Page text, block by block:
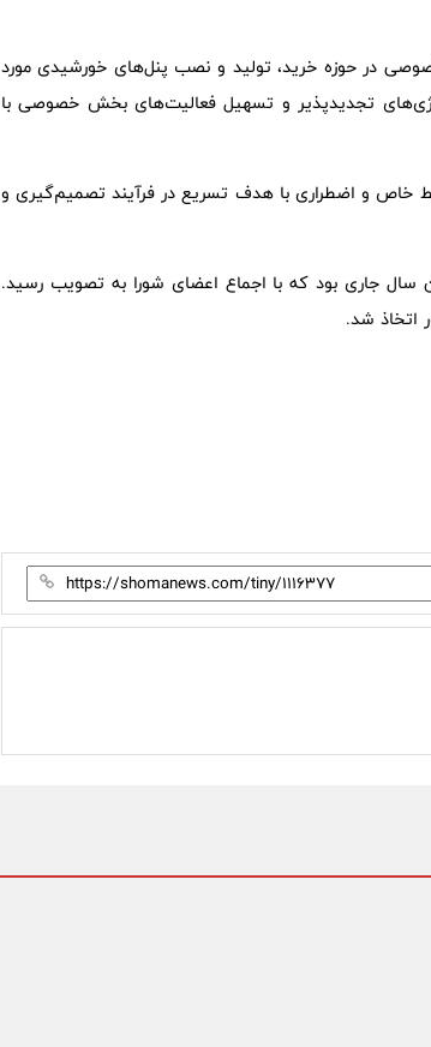
در حوزه خرید، تولید و نصب پنل‌های خورشیدی مورد
تجدیدپذیر و تسهیل فعالیت‌های بخش خصوصی با
خاص و اضطراری با هدف تسریع در فرآیند تصمیم‌گیری و
سال جاری بود که با اجماع اعضای شورا به تصویب رسید.
اتخاذ شد.